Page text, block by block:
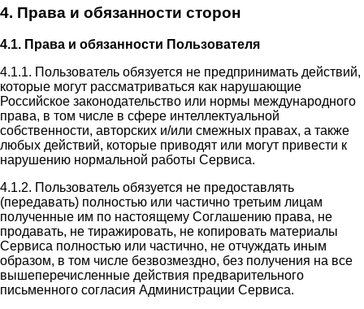
4. Права и обязанности сторон
4.1. Права и обязанности Пользователя
4.1.1. Пользователь обязуется не предпринимать действий,
которые могут рассматриваться как нарушающие
Российское законодательство или нормы международного
права, в том числе в сфере интеллектуальной
собственности, авторских и/или смежных правах, а также
любых действий, которые приводят или могут привести к
нарушению нормальной работы Сервиса.
4.1.2. Пользователь обязуется не предоставлять
(передавать) полностью или частично третьим лицам
полученные им по настоящему Соглашению права, не
продавать, не тиражировать, не копировать материалы
Сервиса полностью или частично, не отчуждать иным
образом, в том числе безвозмездно, без получения на все
вышеперечисленные действия предварительного
письменного согласия Администрации Сервиса.